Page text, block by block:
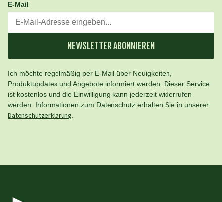
E-Mail
NEWSLETTER ABONNIEREN
Ich möchte regelmäßig per E-Mail über Neuigkeiten,
Produktupdates und Angebote informiert werden. Dieser Service
ist kostenlos und die Einwilligung kann jederzeit widerrufen
werden. Informationen zum Datenschutz erhalten Sie in unserer
Datenschutzerklärung.